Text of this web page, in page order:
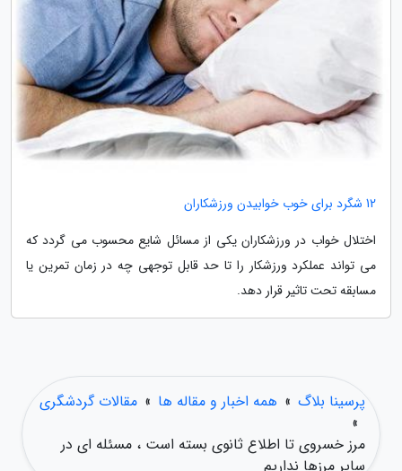
12 شگرد برای خوب خوابیدن ورزشکاران
اختلال خواب در ورزشکاران یکی از مسائل شایع محسوب می گردد که
می تواند عملکرد ورزشکار را تا حد قابل توجهی چه در زمان تمرین یا
مسابقه تحت تاثیر قرار دهد.
پرسینا بلاگ » همه اخبار و مقاله ها » مقالات گردشگری
»
مرز خسروی تا اطلاع ثانوی بسته است ، مسئله ای در
سایر مرزها نداریم